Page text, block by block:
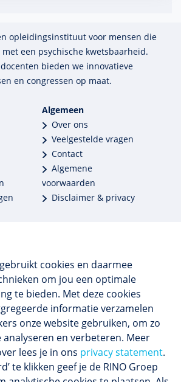
cookies en daarmee
om jou een optimale
te bieden. Met deze cookies
informatie verzamelen
onze website gebruiken, om zo
analyseren en verbeteren. Meer
lees je in ons privacy statement.
te klikken geef je de RINO Groep
opleidings­insti­tuut voor mensen die
een psychische kwets­baar­heid.
bieden we innova­tieve
en congres­sen op maat.
Algemeen
Over ons
Veelgestelde vragen
Contact
Algemene
voorwaarden
Disclaimer & privacy
Meer dan 250 opleidingen
BIG-opleidingen in huis
en CRKBO-geregistreerd
beoordeling 8,4
Volg ons